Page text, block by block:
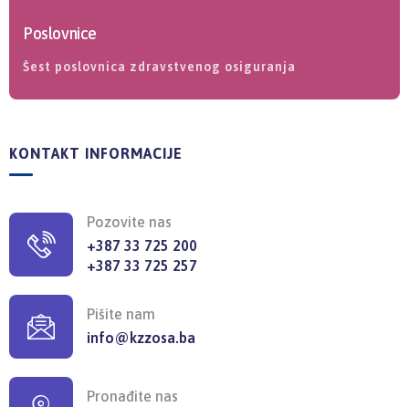
Poslovnice
Šest poslovnica zdravstvenog osiguranja
KONTAKT INFORMACIJE
Pozovite nas
+387 33 725 200
+387 33 725 257
Pišite nam
info@kzzosa.ba
Pronađite nas